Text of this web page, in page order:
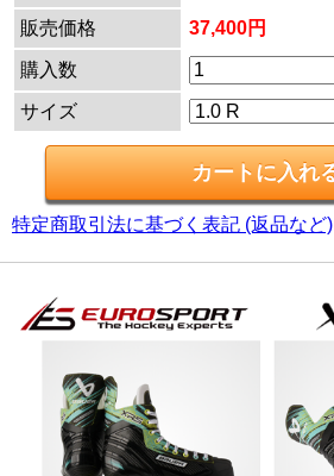
販売価格
37,400円
購入数
サイズ
特定商取引法に基づく表記 (返品など)